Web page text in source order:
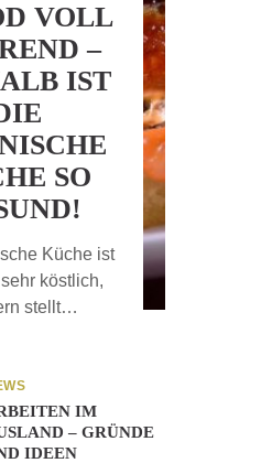
VOLL
–
IST
SO
Küche ist
köstlich,
stellt…
IM
– GRÜNDE
IDEEN